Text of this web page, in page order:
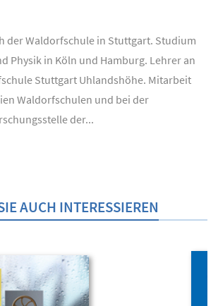
der Waldorfschule in Stuttgart. Studium
Physik in Köln und Hamburg. Lehrer an
Stuttgart Uhlandshöhe. Mitarbeit
Waldorfschulen und bei der
der...
AUCH INTERESSIEREN